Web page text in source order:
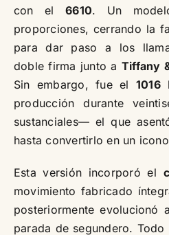
con el6610. Un
proporciones, cerrando la
para dar paso a los
doble firma junto aTiffany
Sin embargo, fue el 1016
producción durante
sustanciales— el que
hasta convertirlo en un
Esta versión incorporó el
movimiento fabricado
posteriormente evolucionó
parada de segundero.